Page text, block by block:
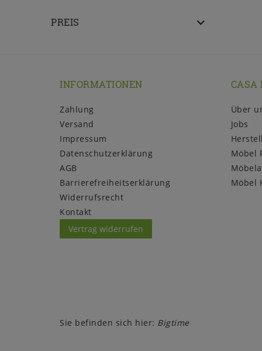
PREIS
INFORMATIONEN
Zahlung
Versand
Impressum
Daten­schutz­erklärung
AGB
Barrierefreiheitserklärung
Widerrufs­recht
Kontakt
Vertrag widerrufen
CASA
Über
Jobs
Möbel
Möbel
Sie befinden sich hier: Bigtime